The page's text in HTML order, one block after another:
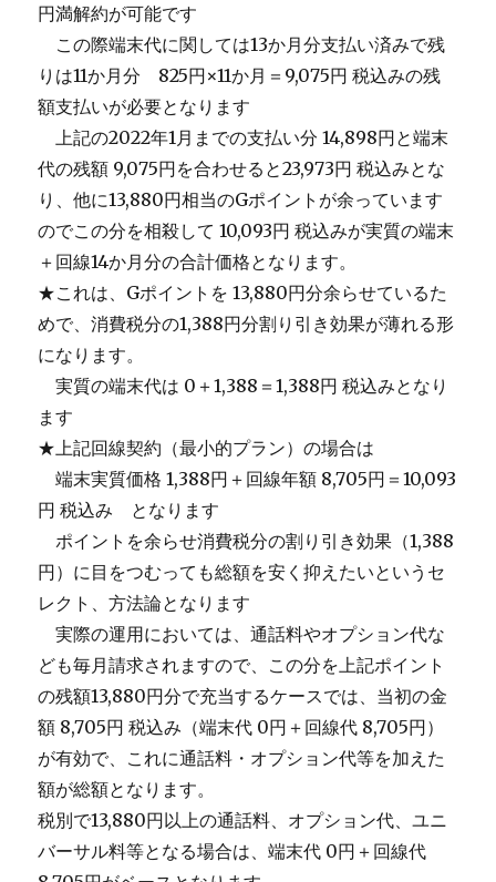
円満解約が可能です
この際端末代に関しては13か月分支払い済みで残
りは11か月分 825円×11か月＝9,075円 税込みの残
額支払いが必要となります
上記の2022年1月までの支払い分 14,898円と端末
代の残額 9,075円を合わせると23,973円 税込みとな
り、他に13,880円相当のGポイントが余っています
のでこの分を相殺して 10,093円 税込みが実質の端末
＋回線14か月分の合計価格となります。
★これは、Gポイントを 13,880円分余らせているた
めで、消費税分の1,388円分割り引き効果が薄れる形
になります。
＿実質の端末代は 0＋1,388＝1,388円 税込みとなり
ます
★上記回線契約（最小的プラン）の場合は
＿端末実質価格 1,388円＋回線年額 8,705円＝10,093
円 税込み となります
ポイントを余らせ消費税分の割り引き効果（1,388
円）に目をつむっても総額を安く抑えたいというセ
レクト、方法論となります
＿実際の運用においては、通話料やオプション代な
ども毎月請求されますので、この分を上記ポイント
の残額13,880円分で充当するケースでは、当初の金
額 8,705円 税込み（端末代 0円＋回線代 8,705円）
が有効で、これに通話料・オプション代等を加えた
額が総額となります。
税別で13,880円以上の通話料、オプション代、ユニ
バーサル料等となる場合は、端末代 0円＋回線代